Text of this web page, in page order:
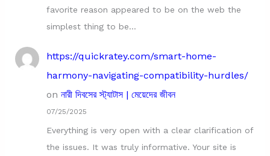
favorite reason appeared to be on the web the
simplest thing to be…
https://quickratey.com/smart-home-
harmony-navigating-compatibility-hurdles/
on নারী দিবসের স্ট্যাটাস | মেয়েদের জীবন
07/25/2025
Everything is very open with a clear clarification of
the issues. It was truly informative. Your site is